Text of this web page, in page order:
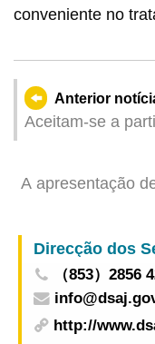
conveniente no
Anterior
Aceitam-se a
candidaturas
“Emprego +
cooperação com
A apresentação
portadores de
dia 1 de Abril
（853）2856
http://